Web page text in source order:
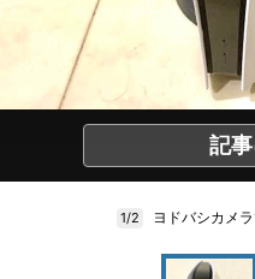
記
1/2 ヨドバシカメ